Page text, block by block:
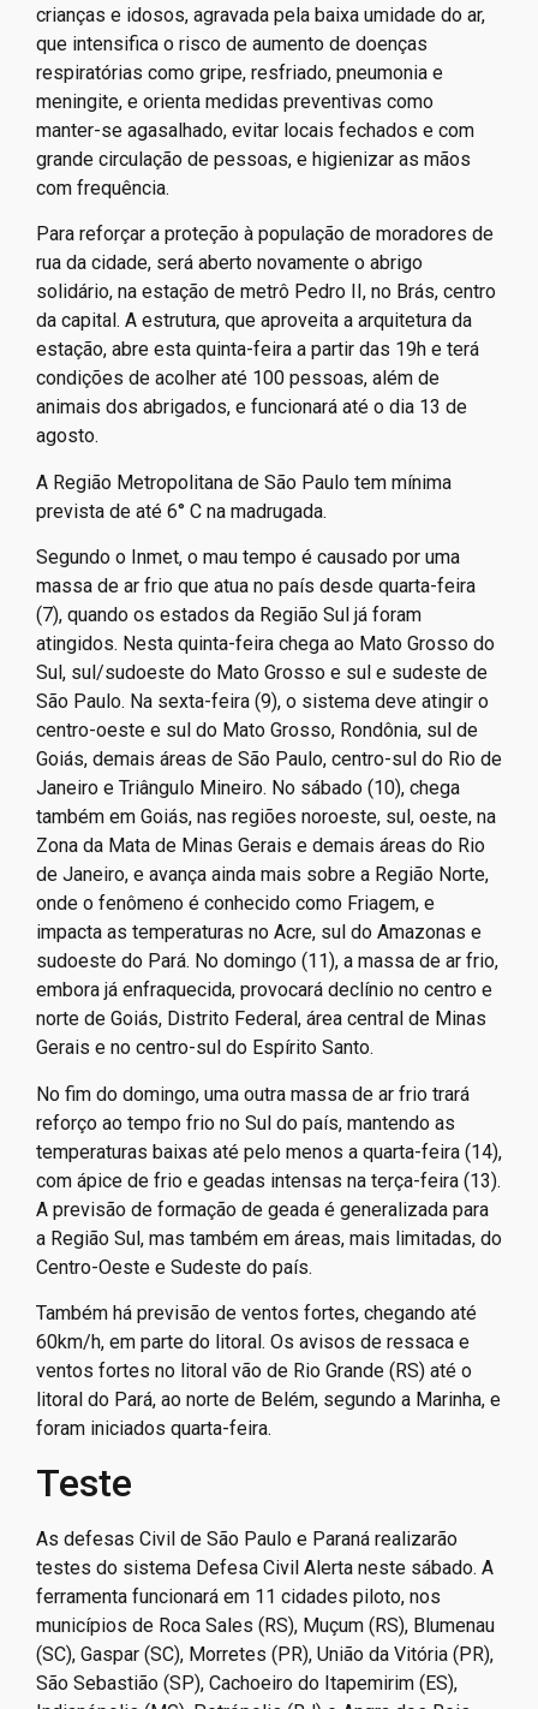
crianças e idosos, agravada pela baixa umidade do ar,
que intensifica o risco de aumento de doenças
respiratórias como gripe, resfriado, pneumonia e
meningite, e orienta medidas preventivas como
manter-se agasalhado, evitar locais fechados e com
grande circulação de pessoas, e higienizar as mãos
com frequência.
Para reforçar a proteção à população de moradores de
rua da cidade, será aberto novamente o abrigo
solidário, na estação de metrô Pedro II, no Brás, centro
da capital. A estrutura, que aproveita a arquitetura da
estação, abre esta quinta-feira a partir das 19h e terá
condições de acolher até 100 pessoas, além de
animais dos abrigados, e funcionará até o dia 13 de
agosto.
A Região Metropolitana de São Paulo tem mínima
prevista de até 6° C na madrugada.
Segundo o Inmet, o mau tempo é causado por uma
massa de ar frio que atua no país desde quarta-feira
(7), quando os estados da Região Sul já foram
atingidos. Nesta quinta-feira chega ao Mato Grosso do
Sul, sul/sudoeste do Mato Grosso e sul e sudeste de
São Paulo. Na sexta-feira (9), o sistema deve atingir o
centro-oeste e sul do Mato Grosso, Rondônia, sul de
Goiás, demais áreas de São Paulo, centro-sul do Rio de
Janeiro e Triângulo Mineiro. No sábado (10), chega
também em Goiás, nas regiões noroeste, sul, oeste, na
Zona da Mata de Minas Gerais e demais áreas do Rio
de Janeiro, e avança ainda mais sobre a Região Norte,
onde o fenômeno é conhecido como Friagem, e
impacta as temperaturas no Acre, sul do Amazonas e
sudoeste do Pará. No domingo (11), a massa de ar frio,
embora já enfraquecida, provocará declínio no centro e
norte de Goiás, Distrito Federal, área central de Minas
Gerais e no centro-sul do Espírito Santo.
No fim do domingo, uma outra massa de ar frio trará
reforço ao tempo frio no Sul do país, mantendo as
temperaturas baixas até pelo menos a quarta-feira (14),
com ápice de frio e geadas intensas na terça-feira (13).
A previsão de formação de geada é generalizada para
a Região Sul, mas também em áreas, mais limitadas, do
Centro-Oeste e Sudeste do país.
Também há previsão de ventos fortes, chegando até
60km/h, em parte do litoral. Os avisos de ressaca e
ventos fortes no litoral vão de Rio Grande (RS) até o
litoral do Pará, ao norte de Belém, segundo a Marinha, e
foram iniciados quarta-feira.
Teste
As defesas Civil de São Paulo e Paraná realizarão
testes do sistema Defesa Civil Alerta neste sábado. A
ferramenta funcionará em 11 cidades piloto, nos
municípios de Roca Sales (RS), Muçum (RS), Blumenau
(SC), Gaspar (SC), Morretes (PR), União da Vitória (PR),
São Sebastião (SP), Cachoeiro do Itapemirim (ES),